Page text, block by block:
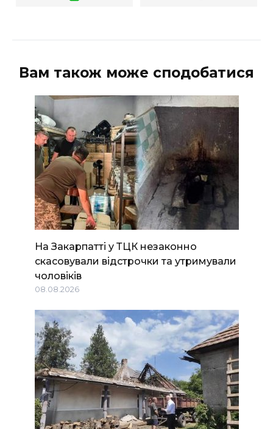
Вам також може сподобатися
На Закарпатті у ТЦК незаконно
скасовували відстрочки та утримували
чоловіків
08.08.2026